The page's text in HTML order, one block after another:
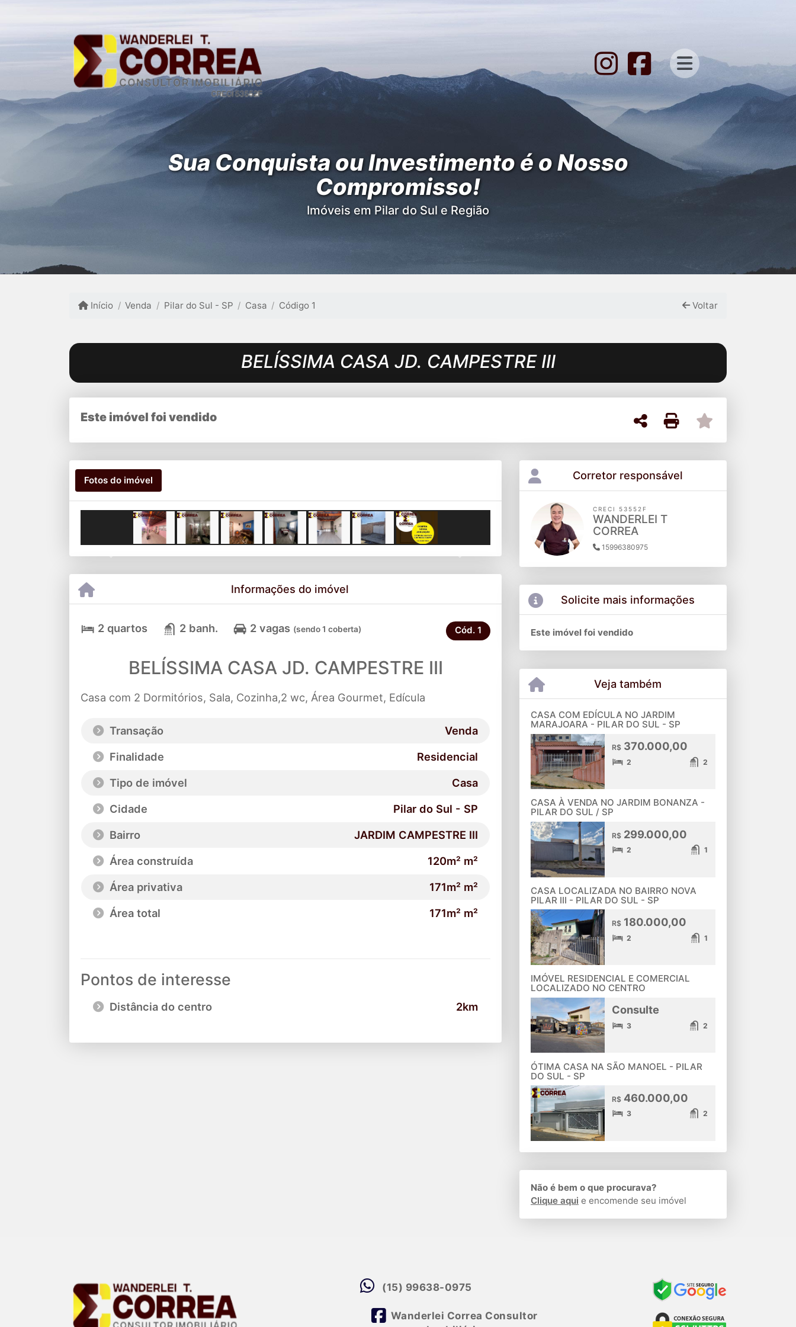
Sua Conquista ou Investimento é o Nosso
Compromisso!
Imóveis em Pilar do Sul e Região
Início Venda Pilar do Sul - SP Casa Código 1 Voltar
BELÍSSIMA CASA JD. CAMPESTRE III
Este imóvel foi vendido
Fotos do imóvel
Informações do imóvel
2 quartos 2 banh. 2 vagas (sendo 1 coberta) Cód. 1
BELÍSSIMA CASA JD. CAMPESTRE III
Casa com 2 Dormitórios, Sala, Cozinha,2 wc, Área Gourmet, Edícula
Transação
Venda
Finalidade
Residencial
Tipo de imóvel
Casa
Cidade
Pilar do Sul - SP
Bairro
JARDIM CAMPESTRE III
Área construída
120m² m²
Área privativa
171m² m²
Área total
171m² m²
Pontos de interesse
Distância do centro 2km
Corretor responsável
CRECI 53552F
WANDERLEI T
CORREA
15996380975
Solicite mais informações
Este imóvel foi vendido
Veja também
CASA COM EDÍCULA NO JARDIM
MARAJOARA - PILAR DO SUL - SP
R$370.000,00
2 2
CASA À VENDA NO JARDIM BONANZA -
PILAR DO SUL / SP
R$299.000,00
2 1
CASA LOCALIZADA NO BAIRRO NOVA
PILAR III - PILAR DO SUL - SP
R$180.000,00
2 1
IMÓVEL RESIDENCIAL E COMERCIAL
LOCALIZADO NO CENTRO
Consulte
3 2
ÓTIMA CASA NA SÃO MANOEL - PILAR
DO SUL - SP
R$460.000,00
3 2
Não é bem o que procurava?
Clique aqui e encomende seu imóvel
(15) 99638-0975
Wanderlei Correa Consultor